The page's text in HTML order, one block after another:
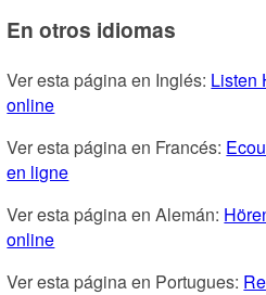
En otros idiomas
Ver esta página en Inglés: Listen
online
Ver esta página en Francés:
en ligne
Ver esta página en Alemán:
online
Ver esta página en Portugues: